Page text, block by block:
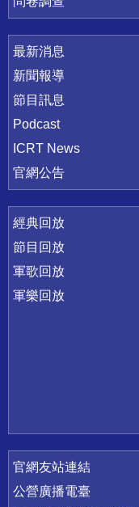
最新消息
新聞報導
節目訊息
Podcast
ICRT News
官網公告
經典回放
節目回放
軍歌回放
軍樂回放
官網友站連結
公營廣播電臺